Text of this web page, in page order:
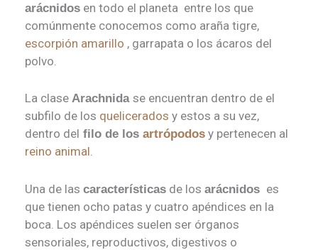
arácnidos en todo el planeta entre los que
comúnmente conocemos como araña tigre,
escorpión amarillo , garrapata o los ácaros del
polvo.
La clase Arachnida se encuentran dentro de el
subfilo de los quelicerados y estos a su vez,
dentro del filo de los artrópodos y pertenecen al
reino animal.
Una de las características de los arácnidos es
que tienen ocho patas y cuatro apéndices en la
boca. Los apéndices suelen ser órganos
sensoriales, reproductivos, digestivos o